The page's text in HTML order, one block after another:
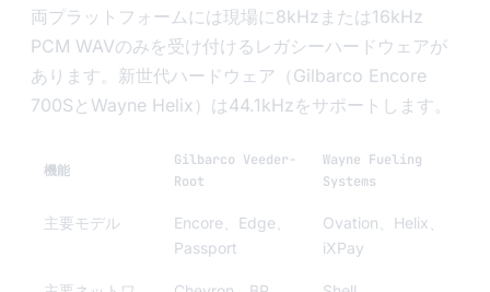
両プラットフォームには現場に8kHzまたは16kHz
PCM WAVのみを受け付けるレガシーハードウェアが
あります。新世代ハードウェア（Gilbarco Encore
700SとWayne Helix）は44.1kHzをサポートします。
機能
Gilbarco Veeder-
Root
Wayne Fueling
Systems
主要モデル
Encore、Edge、
Passport
Ovation、Helix、
iXPay